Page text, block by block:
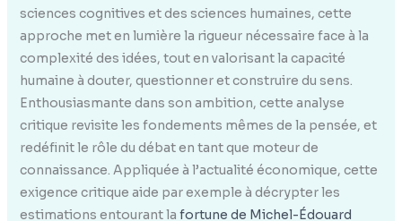
sciences cognitives et des sciences humaines, cette
approche met en lumière la rigueur nécessaire face à la
complexité des idées, tout en valorisant la capacité
humaine à douter, questionner et construire du sens.
Enthousiasmante dans son ambition, cette analyse
critique revisite les fondements mêmes de la pensée, et
redéfinit le rôle du débat en tant que moteur de
connaissance. Appliquée à l’actualité économique, cette
exigence critique aide par exemple à décrypter les
estimations entourant la fortune de Michel-Édouard